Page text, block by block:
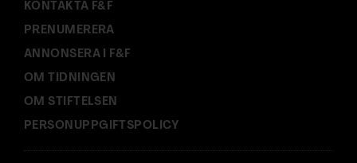
KONTAKTA F&F
PRENUMERERA
ANNONSERA I F&F
OM TIDNINGEN
OM STIFTELSEN
PERSONUPPGIFTSPOLICY